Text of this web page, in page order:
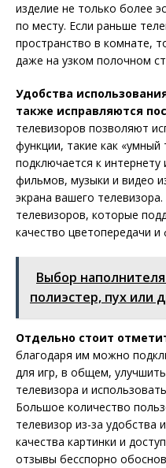
изделие не только более
по месту. Если раньше
пространство в комнате,
даже на узком полочном
Удобства
также исправляются
телевизоров позволяют
функции, такие как
подключается к
фильмов, музыки и видео
экрана вашего
телевизоров, которые
качество цветопередачи
Выбор
полиэстер, пух или
Отдельно стоит
благодаря им можно
для игр, в общем,
телевизора и
Большое количество
телевизор из-за удобства
качества картинки и
отзывы бесспорно